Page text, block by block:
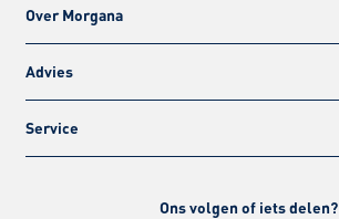
Over Morgana
Advies
Service
Ons volgen of iets delen?